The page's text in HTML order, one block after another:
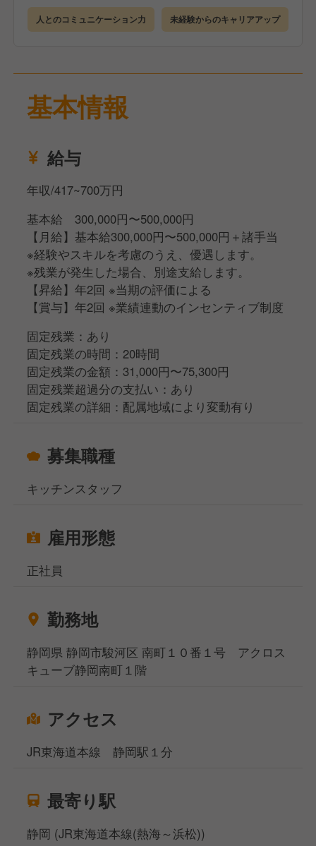
企業や店舗について理解を深めていただきます。
●店舗研修（3カ月）
ビジネスマナーも身につくので未経験でも安心です。
●キャリアアップ
長を目指すことが可能です
人とのコミュニケーション力 未経験からのキャリアアップ
基本情報
給与
年収/417~700万円
基本給 300,000円〜500,000円
【月給】基本給300,000円〜500,000円＋諸手当
※経験やスキルを考慮のうえ、優遇します。
※残業が発生した場合、別途支給します。
【昇給】年2回 ※当期の評価による
【賞与】年2回 ※業績連動のインセンティブ制度
固定残業：あり
固定残業の時間：20時間
固定残業の金額：31,000円〜75,300円
固定残業超過分の支払い：あり
固定残業の詳細：配属地域により変動有り
募集職種
キッチンスタッフ
雇用形態
正社員
勤務地
静岡県 静岡市駿河区 南町１０番１号 アクロス
キューブ静岡南町１階
アクセス
JR東海道本線 静岡駅１分
最寄り駅
静岡 (JR東海道本線(熱海～浜松))